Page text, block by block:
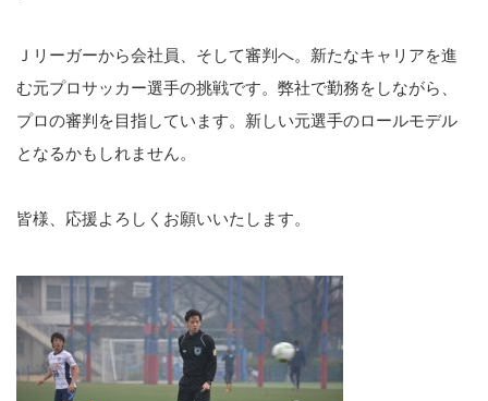
Ｊリーガーから会社員、そして審判へ。新たなキャリアを進
む元プロサッカー選手の挑戦です。弊社で勤務をしながら、
プロの審判を目指しています。新しい元選手のロールモデル
となるかもしれません。
皆様、応援よろしくお願いいたします。